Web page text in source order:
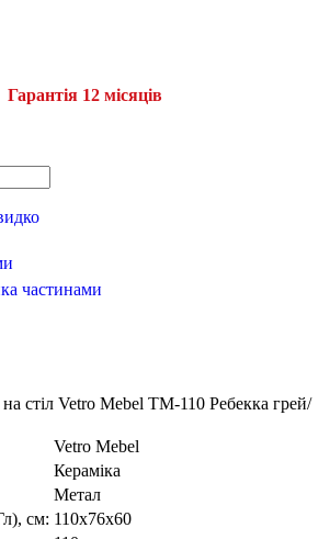
Гарантія 12 місяців
частинами
стіл Vetro Mebel TM-110 Ребекка грей/
Vetro Mebel
Кераміка
Метал
см: 110х76х60